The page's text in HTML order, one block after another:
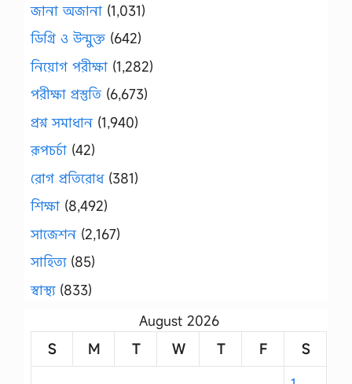
জানা অজানা (1,031)
ডিগ্রি ও উন্মুক্ত (642)
নিয়োগ পরীক্ষা (1,282)
পরীক্ষা প্রস্তুতি (6,673)
প্রশ্ন সমাধান (1,940)
রূপচর্চা (42)
রোগ প্রতিরোধ(381)
শিক্ষা (8,492)
সাজেশন (2,167)
সাহিত্য(85)
স্বাস্থ্য(833)
August 2026
S
M T W T F
S